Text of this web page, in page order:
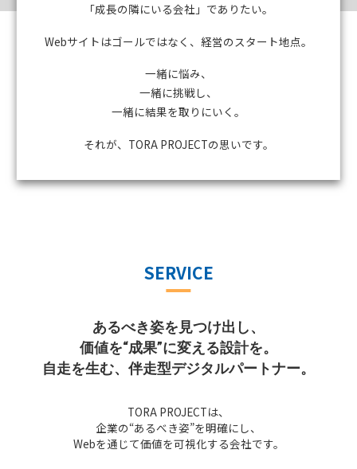
「成長の隣にいる会社」でありたい。
Webサイトはゴールではなく、経営のスタート地点。
一緒に悩み、
一緒に挑戦し、
一緒に結果を取りにいく。
それが、TORA PROJECTの思いです。
SERVICE
あるべき姿を見つけ出し、
価値を“成果”に変える設計を。
自走を生む、伴走型デジタルパートナー。
TORA PROJECTは、
企業の“あるべき姿”を明確にし、
Webを通じて価値を可視化する会社です。